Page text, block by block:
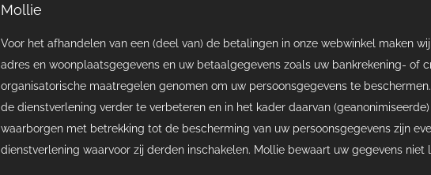
Mollie
Voor het afhandelen van een (deel van) de betalingen in onze webwinkel maken
adres en woonplaatsgegevens en uw betaalgegevens zoals uw bankrekening- of
organisatorische maatregelen genomen om uw persoonsgegevens te
de dienstverlening verder te verbeteren en in het kader daarvan
waarborgen met betrekking tot de bescherming van uw persoonsgegevens zijn
dienstverlening waarvoor zij derden inschakelen. Mollie bewaart uw gegevens